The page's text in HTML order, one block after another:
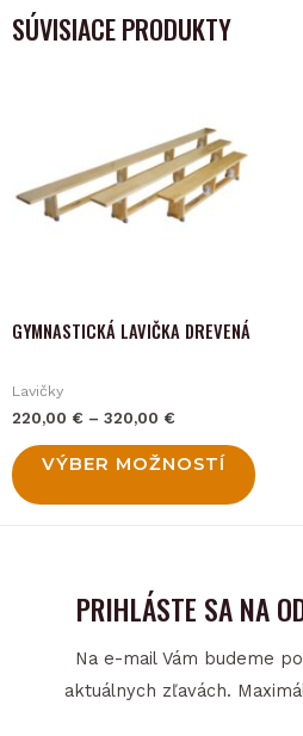
SÚVISIACE PRODUKTY
GYMNASTICKÁ LAVIČKA DREVENÁ
Lavičky
220,00 € – 320,00 €
VÝBER MOŽNOSTÍ
multiple
variants.
be
on
product
page
PRIHLÁSTE SA NA
Na e-mail Vám budeme
aktuálnych zľavách.